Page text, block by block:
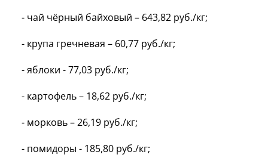
- чай чёрный байховый – 643,82 руб./кг;
- крупа гречневая – 60,77 руб./кг;
- яблоки - 77,03 руб./кг;
- картофель – 18,62 руб./кг;
- морковь – 26,19 руб./кг;
- помидоры - 185,80 руб./кг;